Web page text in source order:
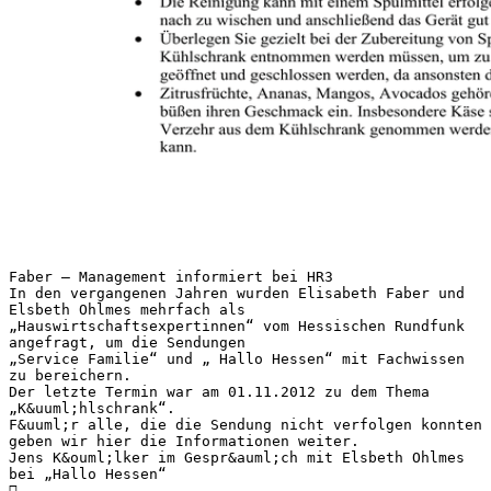
Faber – Management informiert bei HR3
In den vergangenen Jahren wurden Elisabeth Faber und
Elsbeth Ohlmes mehrfach als
„Hauswirtschaftsexpertinnen“ vom Hessischen Rundfunk
angefragt, um die Sendungen
„Service Familie“ und „ Hallo Hessen“ mit Fachwissen
zu bereichern.
Der letzte Termin war am 01.11.2012 zu dem Thema
„K&uuml;hlschrank“.
F&uuml;r alle, die die Sendung nicht verfolgen konnten
geben wir hier die Informationen weiter.
Jens K&ouml;lker im Gespr&auml;ch mit Elsbeth Ohlmes
bei „Hallo Hessen“